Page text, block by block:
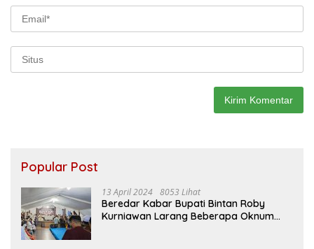
Popular Post
13 April 2024 8053 Lihat
Beredar Kabar Bupati Bintan Roby
Kurniawan Larang Beberapa Oknum